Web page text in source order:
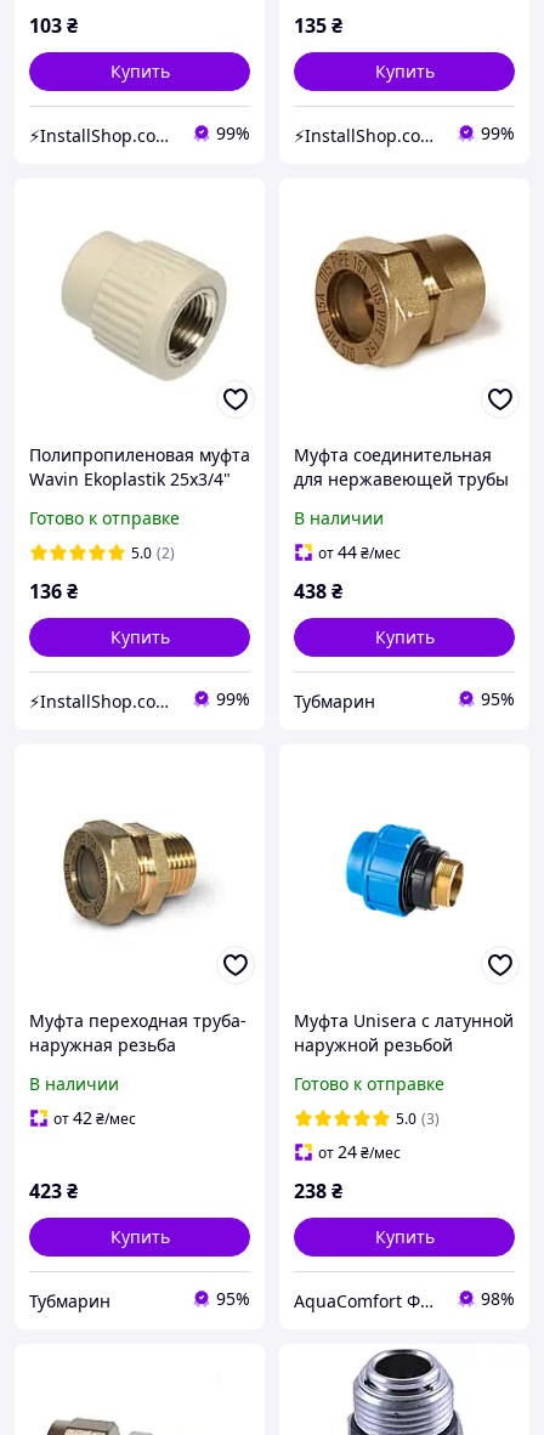
103₴
Купить
⚡InstallShop.com.ua⚡ 99%
135₴
Купить
⚡InstallShop.com.ua⚡ 99%
Полипропиленовая муфта
Wavin Ekoplastik 25х3/4"
Готово к отправке
5.0 (2)
136₴
Купить
⚡InstallShop.com.ua⚡ 99%
Муфта соединительная
для нержавеющей трубы
мама Dispipe, фитинг с
внутренней резьбой
В наличии
от44₴/мес
438₴
Купить
Тубмарин 95%
Муфта переходная труба-
наружная резьба
Dispipe, фитинг для
гофротрубы из
В наличии
от42₴/мес
423₴
Купить
Тубмарин 95%
Муфта Unisera с латунной
наружной резьбой
полиэтиленовых труб
5001
Готово к отправке
5.0 (3)
от24₴/мес
238₴
Купить
AquaComfort ФОП Муха Є. Л. 98%